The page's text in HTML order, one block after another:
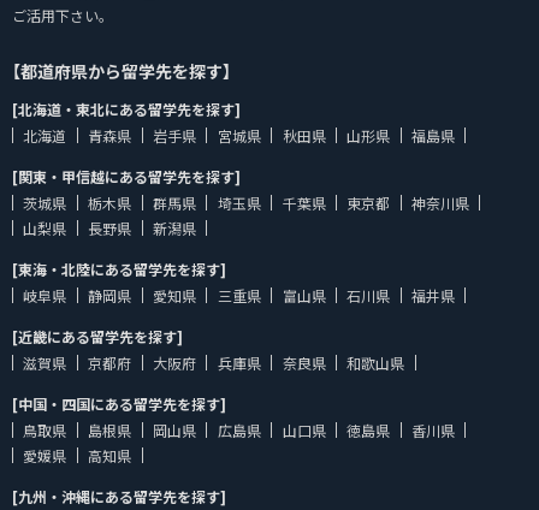
ご活用下さい。
【都道府県から留学先を探す】
[北海道・東北にある留学先を探す]
北海道
青森県 岩手県 宮城県 秋田県 山形県
福島県
[関東・甲信越にある留学先を探す]
茨城県
栃木県 群馬県 埼玉県 千葉県 東京都
神奈川県
山梨県
長野県
新潟県
[東海・北陸にある留学先を探す]
岐阜県
静岡県 愛知県 三重県 富山県 石川県
福井県
[近畿にある留学先を探す]
滋賀県
京都府 大阪府 兵庫県 奈良県
和歌山県
[中国・四国にある留学先を探す]
鳥取県
島根県 岡山県 広島県 山口県 徳島県
香川県
愛媛県
高知県
[九州・沖縄にある留学先を探す]